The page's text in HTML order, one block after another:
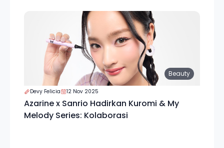
Beauty
Devy Felicia 12 Nov 2025
Azarine x Sanrio Hadirkan Kuromi & My
Melody Series: Kolaborasi